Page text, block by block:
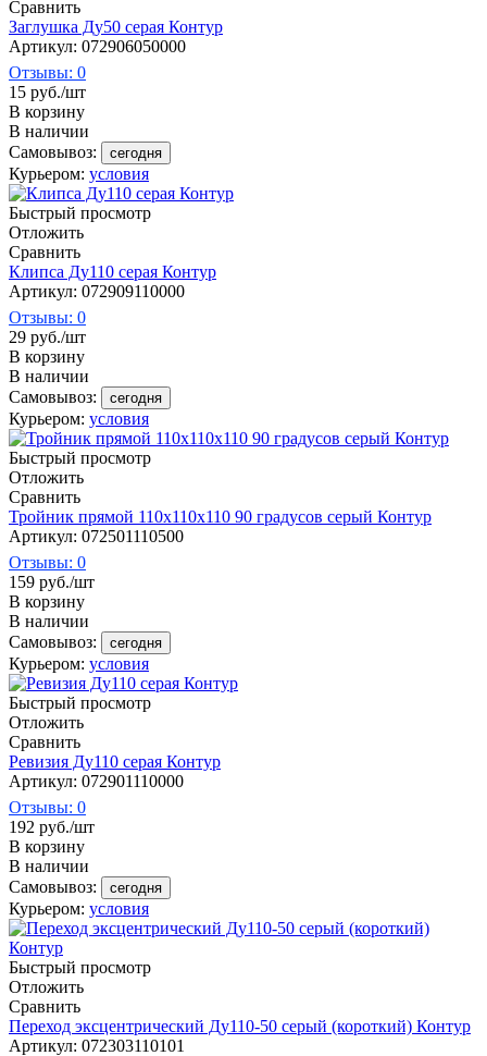
Сравнить
Заглушка Ду50 серая Контур
Артикул: 072906050000
Отзывы: 0
15 руб./шт
В корзину
В наличии
Самовывоз:
сегодня
Курьером: условия
Быстрый просмотр
Отложить
Сравнить
Клипса Ду110 серая Контур
Артикул: 072909110000
Отзывы: 0
29 руб./шт
В корзину
В наличии
Самовывоз:
сегодня
Курьером: условия
Быстрый просмотр
Отложить
Сравнить
Тройник прямой 110х110х110 90 градусов серый Контур
Артикул: 072501110500
Отзывы: 0
159 руб./шт
В корзину
В наличии
Самовывоз:
сегодня
Курьером: условия
Быстрый просмотр
Отложить
Сравнить
Ревизия Ду110 серая Контур
Артикул: 072901110000
Отзывы: 0
192 руб./шт
В корзину
В наличии
Самовывоз:
сегодня
Курьером: условия
Быстрый просмотр
Отложить
Сравнить
Переход эксцентрический Ду110-50 серый (короткий) Контур
Артикул: 072303110101